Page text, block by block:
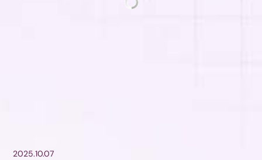
2025.10.07